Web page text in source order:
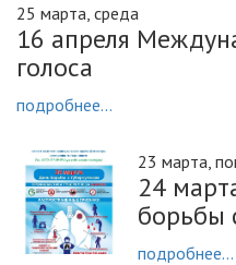
25 марта, среда
16 апреля
голоса
подробнее...
23 марта,
24
борьбы
подробнее...